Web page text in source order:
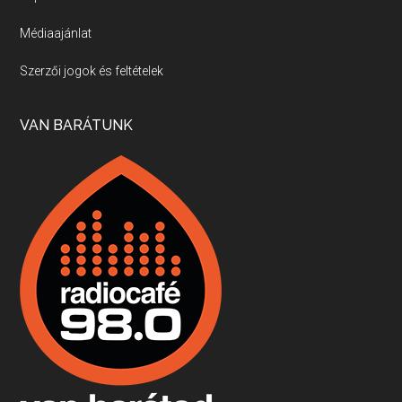
Villány, kékfrankos, Jackfall
Apr 17, 2026 • 00:35:38
Boston, teadélután, bab és homár
Apr 9, 2026 • 00:37:17
Fermentáljunk, a testünk meghálálja!
Apr 3, 2026 • 00:36:07
Médiaajánlat
Szerzői jogok és feltételek
VAN BARÁTUNK